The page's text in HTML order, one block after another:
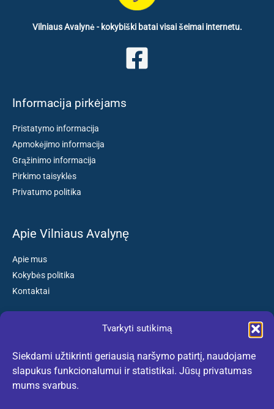
Tvarkyti sutikimą
Siekdami užtikrinti geriausią naršymo patirtį, naudojame
slapukus funkcionalumui ir statistikai. Jūsų privatumas
mums svarbus.
Vilniaus Avalynė - kokybiški batai visai šeimai internetu.
Informacija pirkėjams
Pristatymo informacija
Apmokėjimo informacija
Grąžinimo informacija
Pirkimo taisyklės
Privatumo politika
Apie Vilniaus Avalynę
Apie mus
Kokybės politika
Kontaktai
El. paštas: kokybiskibatai@gmail.com
Tel. +370 659 77132